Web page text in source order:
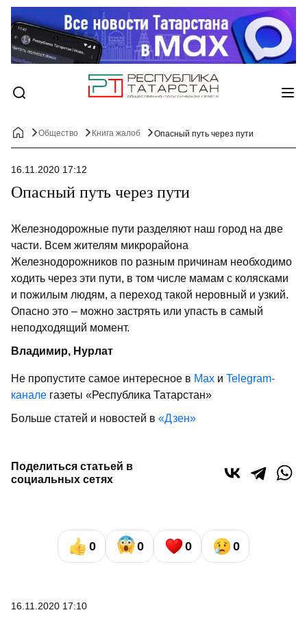
Общество Книга жалоб Опасный путь через пути
16.11.2020 17:12
Опасный путь через пути
Железнодорожные пути разделяют наш город на две
части. Всем жителям микрорайона
Железнодорожников по разным причинам необходимо
ходить через эти пути, в том числе мамам с колясками
и пожилым людям, а переход такой неровный и узкий.
Опасно это – можно застрять или упасть в самый
неподходящий момент.
Владимир, Нурлат
Не пропустите самое интересное в Max и Telegram-
канале газеты «Республика Татарстан»
Больше статей и новостей в «Дзен»
Поделиться статьей в
социальных сетях
0 0 0 0
16.11.2020 17:10